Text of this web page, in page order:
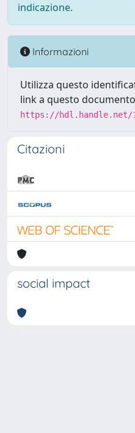
indicazione.
Informazioni
Utilizza questo
link a questo
https://hdl.handle.net/
Citazioni
social impact